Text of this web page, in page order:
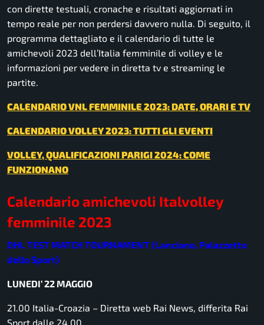
con dirette testuali, cronache e risultati aggiornati in
tempo reale per non perdersi davvero nulla. Di seguito, il
programma dettagliato e il calendario di tutte le
amichevoli 2023 dell’Italia femminile di volley e le
informazioni per vedere in diretta tv e streaming le
partite.
CALENDARIO VNL FEMMINILE 2023: DATE, ORARI E TV
CALENDARIO VOLLEY 2023: TUTTI GLI EVENTI
VOLLEY, QUALIFICAZIONI PARIGI 2024: COME
FUNZIONANO
Calendario amichevoli Italvolley
femminile 2023
DHL TEST MATCH TOURNAMENT (Lanciano, Palazzetto
dello Sport)
LUNEDI’ 22 MAGGIO
21.00 Italia-Croazia – Diretta web Rai News, differita Rai
Sport dalle 24.00